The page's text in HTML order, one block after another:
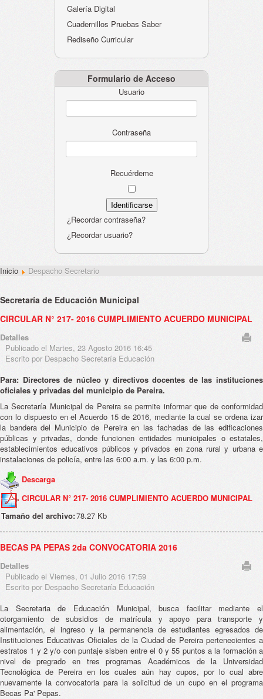
Galería Digital
Cuadernillos Pruebas Saber
Rediseño Curricular
Formulario de Acceso
Usuario
Contraseña
Recuérdeme
¿Recordar contraseña?
¿Recordar usuario?
Inicio Despacho Secretario
Secretaría de Educación Municipal
CIRCULAR N° 217- 2016 CUMPLIMIENTO ACUERDO MUNICIPAL
Detalles
Publicado el Martes, 23 Agosto 2016 16:45
Escrito por Despacho Secretaría Educación
Para: Directores de núcleo y directivos docentes de las instituciones
oficiales y privadas del municipio de Pereira.
La Secretaría Municipal de Pereira se permite informar que de conformidad
con lo dispuesto en el Acuerdo 15 de 2016, mediante la cual se ordena izar
la bandera del Municipio de Pereira en las fachadas de las edificaciones
públicas y privadas, donde funcionen entidades municipales o estatales,
establecimientos educativos públicos y privados en zona rural y urbana e
instalaciones de policía, entre las 6:00 a.m. y las 6:00 p.m.
Descarga
CIRCULAR N° 217- 2016 CUMPLIMIENTO ACUERDO MUNICIPAL
Tamaño del archivo:78.27 Kb
BECAS PA PEPAS 2da CONVOCATORIA 2016
Detalles
Publicado el Viernes, 01 Julio 2016 17:59
Escrito por Despacho Secretaría Educación
La Secretaria de Educación Municipal, busca facilitar mediante el
otorgamiento de subsidios de matrícula y apoyo para transporte y
alimentación, el ingreso y la permanencia de estudiantes egresados de
Instituciones Educativas Oficiales de la Ciudad de Pereira pertenecientes a
estratos 1 y 2 y/o con puntaje sisben entre el 0 y 55 puntos a la formación a
nivel de pregrado en tres programas Académicos de la Universidad
Tecnológica de Pereira en los cuales aún hay cupos, por lo cual abre
nuevamente la convocatoria para la solicitud de un cupo en el programa
Becas Pa' Pepas.